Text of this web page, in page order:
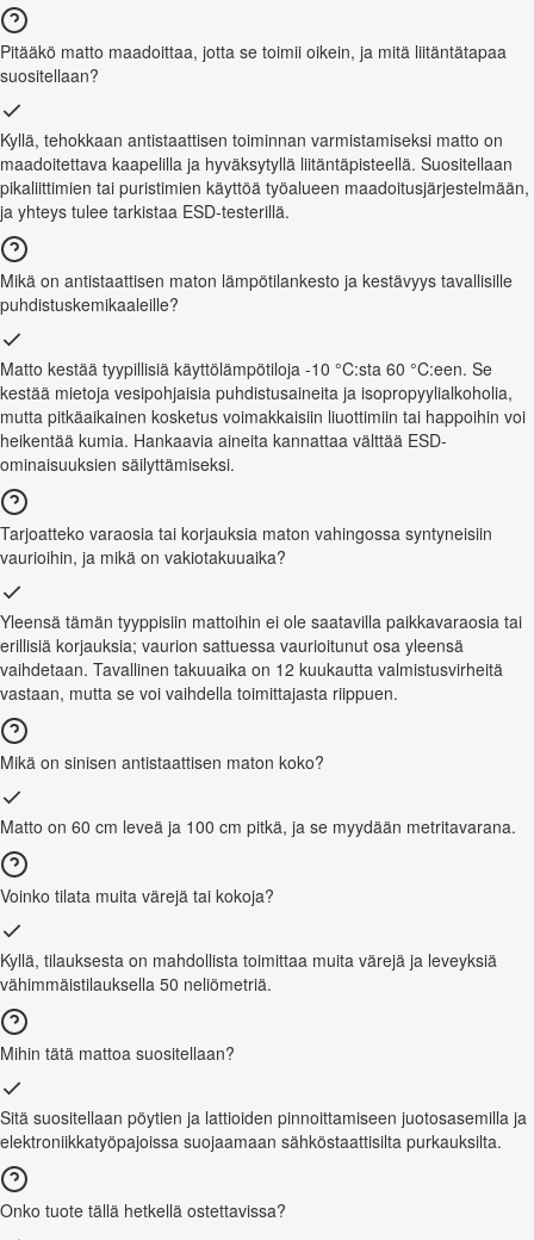
Pitääkö matto maadoittaa, jotta se toimii oikein, ja mitä liitäntätapaa
suositellaan?
Kyllä, tehokkaan antistaattisen toiminnan varmistamiseksi matto on
maadoitettava kaapelilla ja hyväksytyllä liitäntäpisteellä. Suositellaan
pikaliittimien tai puristimien käyttöä työalueen maadoitusjärjestelmään,
ja yhteys tulee tarkistaa ESD-testerillä.
Mikä on antistaattisen maton lämpötilankesto ja kestävyys tavallisille
puhdistuskemikaaleille?
Matto kestää tyypillisiä käyttölämpötiloja -10 °C:sta 60 °C:een. Se
kestää mietoja vesipohjaisia puhdistusaineita ja isopropyylialkoholia,
mutta pitkäaikainen kosketus voimakkaisiin liuottimiin tai happoihin voi
heikentää kumia. Hankaavia aineita kannattaa välttää ESD-
ominaisuuksien säilyttämiseksi.
Tarjoatteko varaosia tai korjauksia maton vahingossa syntyneisiin
vaurioihin, ja mikä on vakiotakuuaika?
Yleensä tämän tyyppisiin mattoihin ei ole saatavilla paikkavaraosia tai
erillisiä korjauksia; vaurion sattuessa vaurioitunut osa yleensä
vaihdetaan. Tavallinen takuuaika on 12 kuukautta valmistusvirheitä
vastaan, mutta se voi vaihdella toimittajasta riippuen.
Mikä on sinisen antistaattisen maton koko?
Matto on 60 cm leveä ja 100 cm pitkä, ja se myydään metritavarana.
Voinko tilata muita värejä tai kokoja?
Kyllä, tilauksesta on mahdollista toimittaa muita värejä ja leveyksiä
vähimmäistilauksella 50 neliömetriä.
Mihin tätä mattoa suositellaan?
Sitä suositellaan pöytien ja lattioiden pinnoittamiseen juotosasemilla ja
elektroniikkatyöpajoissa suojaamaan sähköstaattisilta purkauksilta.
Onko tuote tällä hetkellä ostettavissa?